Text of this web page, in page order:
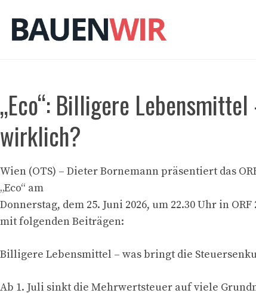
Inhalt
springen
„Eco“: Billigere
wirklich?
Wien (OTS) – Dieter Bornemann präsentiert das
„Eco“ am
Donnerstag, dem 25. Juni 2026, um 22.30 Uhr in ORF
mit folgenden Beiträgen:
Billigere Lebensmittel – was bringt die
Ab 1. Juli sinkt die Mehrwertsteuer auf viele